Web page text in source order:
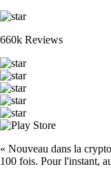
660k Reviews
« Nouveau dans la
100 fois. Pour l'instant,